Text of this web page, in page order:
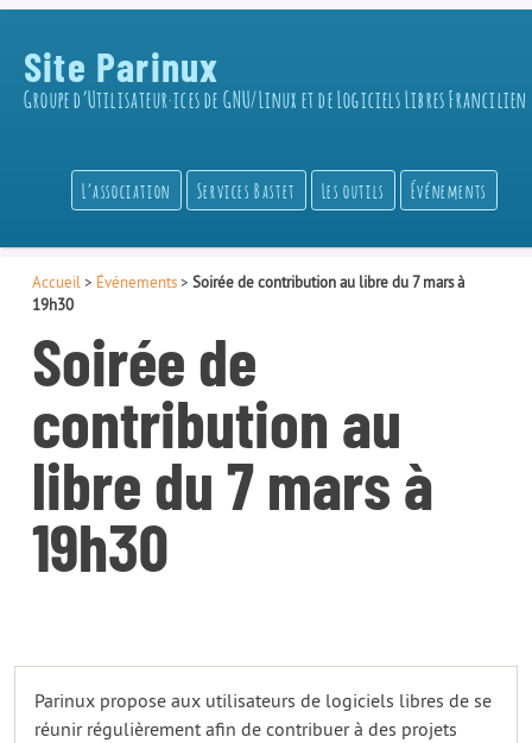
Site Parinux
Groupe d’Utilisateur·ices de GNU/Linux et de Logiciels Libres Francilien
L’association Services Bastet Les outils Événements
Accueil > Événements> Soirée de contribution au libre du 7 mars à
19h30
Soirée de
contribution au
libre du 7 mars à
19h30
Parinux propose aux utilisateurs de logiciels libres de se
réunir régulièrement afin de contribuer à des projets